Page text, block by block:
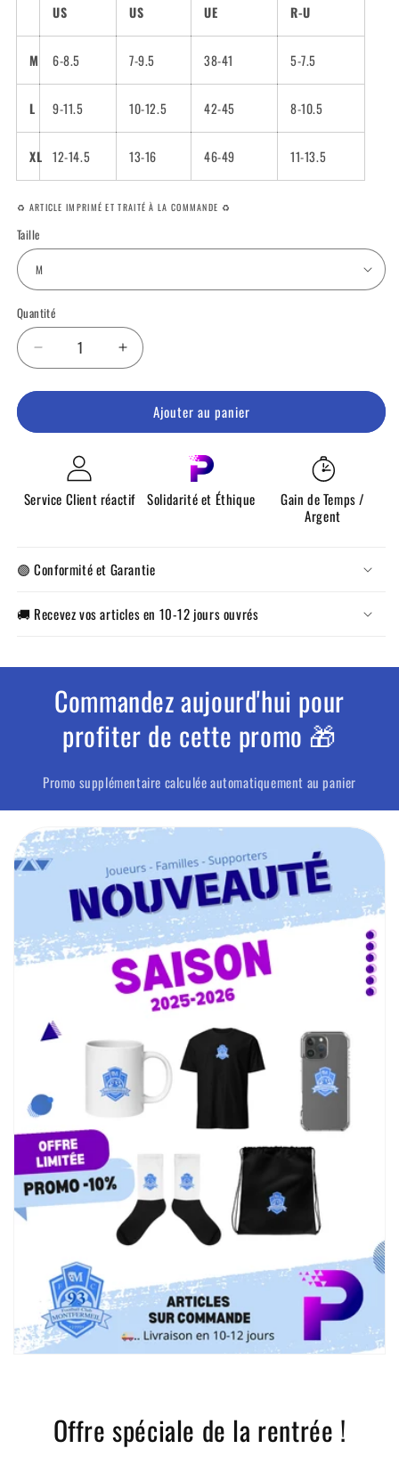
US
US
UE
R-U
M 6-8.5 7-9.5 38-41 5-7.5
L 9-11.5 10-12.5 42-45 8-10.5
XL 12-14.5 13-16 46-49 11-13.5
♻️ ARTICLE IMPRIMÉ ET TRAITÉ À LA COMMANDE ♻️
Taille
Quantité
Quantité
Réduire
la
quantité
Chaussettes
Montfermeil
Augmenter
la
quantité
Chaussettes
Montfermeil
Ajouter au panier
Service Client réactif Solidarité et Éthique
Gain de Temps /
Argent
🟣 Conformité et Garantie
🚚 Recevez vos articles en 10-12 jours ouvrés
Commandez aujourd'hui pour
profiter de cette promo 🎁
Promo supplémentaire calculée automatiquement au panier
Offre spéciale de la rentrée !